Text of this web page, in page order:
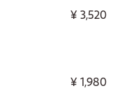
¥3,520
¥1,980